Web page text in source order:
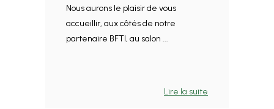
Nous aurons le plaisir de vous
accueillir, aux côtés de notre
partenaire BFTI, au salon ...
Lire la suite